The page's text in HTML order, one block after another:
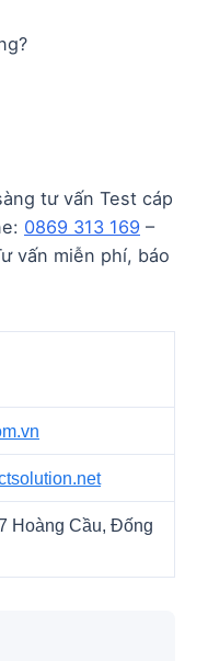
tư vấn Test cáp
0869 313 169 –
vấn miễn phí, báo
Hoàng Cầu, Đống